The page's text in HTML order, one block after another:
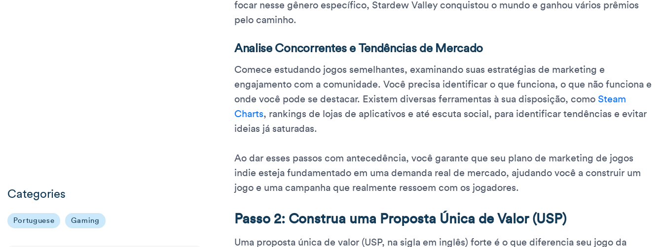
Categories
Portuguese Gaming
focar nesse gênero específico, Stardew Valley conquistou o mundo e ganhou vários prêmios
pelo caminho.
Analise Concorrentes e Tendências de Mercado
Comece estudando jogos semelhantes, examinando suas estratégias de marketing e
engajamento com a comunidade. Você precisa identificar o que funciona, o que não funciona e
onde você pode se destacar. Existem diversas ferramentas à sua disposição, como Steam
Charts, rankings de lojas de aplicativos e até escuta social, para identificar tendências e evitar
ideias já saturadas.
Ao dar esses passos com antecedência, você garante que seu plano de marketing de jogos
indie esteja fundamentado em uma demanda real de mercado, ajudando você a construir um
jogo e uma campanha que realmente ressoem com os jogadores.
Passo 2: Construa uma Proposta Única de Valor (USP)
Uma proposta única de valor (USP, na sigla em inglês) forte é o que diferencia seu jogo da